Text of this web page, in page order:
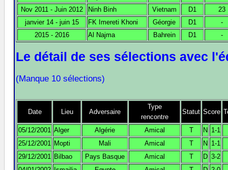
Nov 2011 - Juin 2012
Ninh Binh Vietnam D1
23
janvier 14 - juin 15
FK Imereti Khoni Géorgie D1
-
2015 - 2016
Al Najma Bahrein D1 -
Le détail de ses sélections avec
(Manque 10 sélections)
Date Lieu Adversaire
Type
rencontre
Statut Score
05/12/2001 Alger Algérie Amical T N 1-1
25/12/2001
Mopti Mali Amical T N 1-1
29/12/2001
Bilbao Pays Basque Amical T D 3-2